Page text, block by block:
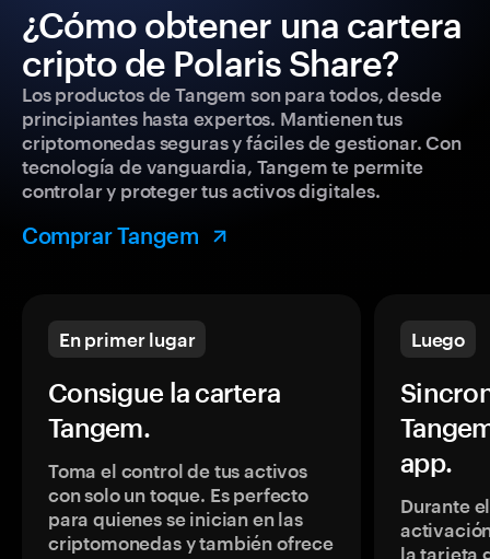
¿Cómo obtener una cartera
cripto de Polaris Share?
Los productos de Tangem son para todos, desde
principiantes hasta expertos. Mantienen tus
criptomonedas seguras y fáciles de gestionar. Con
tecnología de vanguardia, Tangem te permite
controlar y proteger tus activos digitales.
Comprar Tangem
En primer lugar
Consigue la cartera
Tangem.
Toma el control de tus activos
con solo un toque. Es perfecto
para quienes se inician en las
criptomonedas y también ofrece
Luego
app.
Durante
la tarjeta